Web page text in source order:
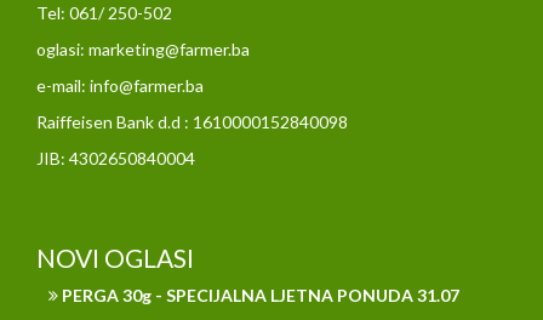
Tel: 061/ 250-502
oglasi: marketing@farmer.ba
e-mail: info@farmer.ba
Raiffeisen Bank d.d : 1610000152840098
JIB: 4302650840004
NOVI OGLASI
PERGA 30g - SPECIJALNA LJETNA PONUDA 31.07